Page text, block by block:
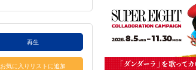
再生
お気に入りリストに追加